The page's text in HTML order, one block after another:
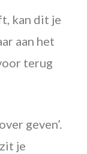
kan dit je
aan het
terug
geven’.
je